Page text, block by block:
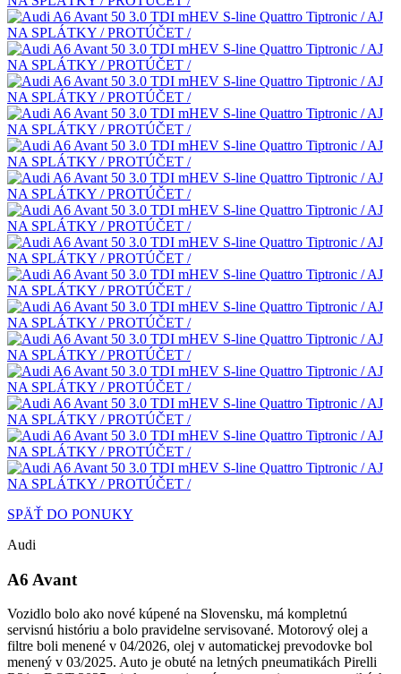
SPÄŤ DO PONUKY
Audi
A6 Avant
Vozidlo bolo ako nové kúpené na Slovensku, má kompletnú
servisnú históriu a bolo pravidelne servisované. Motorový olej a
filtre boli menené v 04/2026, olej v automatickej prevodovke bol
menený v 03/2025. Auto je obuté na letných pneumatikách Pirelli